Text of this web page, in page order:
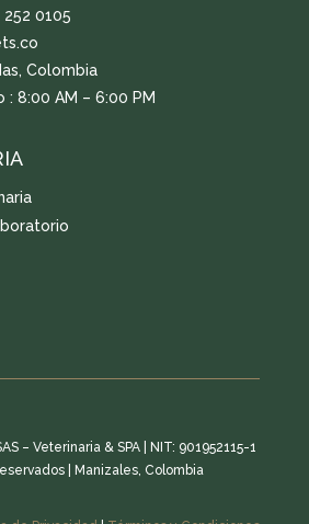
252 0105
Colombia
: 8:00 AM – 6:00 PM
– Veterinaria & SPA | NIT: 901952115-1
| Manizales, Colombia